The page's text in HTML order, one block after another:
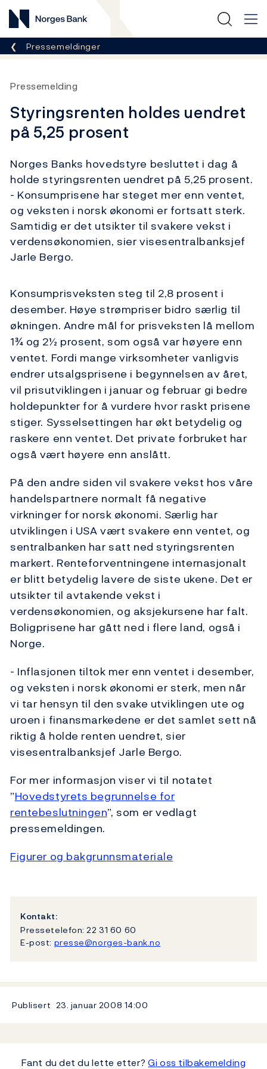
Norges Bank
Her er du nå:
Pressemeldinger
Pressemelding
Styringsrenten holdes uendret
på 5,25 prosent
Norges Banks hovedstyre besluttet i dag å
holde styringsrenten uendret på 5,25 prosent.
- Konsumprisene har steget mer enn ventet,
og veksten i norsk økonomi er fortsatt sterk.
Samtidig er det utsikter til svakere vekst i
verdensøkonomien, sier visesentralbanksjef
Jarle Bergo.
Konsumprisveksten steg til 2,8 prosent i
desember. Høye strømpriser bidro særlig til
økningen. Andre mål for prisveksten lå mellom
1¾ og 2½ prosent, som også var høyere enn
ventet. Fordi mange virksomheter vanligvis
endrer utsalgsprisene i begynnelsen av året,
vil prisutviklingen i januar og februar gi bedre
holdepunkter for å vurdere hvor raskt prisene
stiger. Sysselsettingen har økt betydelig og
raskere enn ventet. Det private forbruket har
også vært høyere enn anslått.
På den andre siden vil svakere vekst hos våre
handelspartnere normalt få negative
virkninger for norsk økonomi. Særlig har
utviklingen i USA vært svakere enn ventet, og
sentralbanken har satt ned styringsrenten
markert. Renteforventningene internasjonalt
er blitt betydelig lavere de siste ukene. Det er
utsikter til avtakende vekst i
verdensøkonomien, og aksjekursene har falt.
Boligprisene har gått ned i flere land, også i
Norge.
- Inflasjonen tiltok mer enn ventet i desember,
og veksten i norsk økonomi er sterk, men når
vi tar hensyn til den svake utviklingen ute og
uroen i finansmarkedene er det samlet sett nå
riktig å holde renten uendret, sier
visesentralbanksjef Jarle Bergo.
For mer informasjon viser vi til notatet
”Hovedstyrets begrunnelse for
rentebeslutningen”, som er vedlagt
pressemeldingen.
Figurer og bakgrunnsmateriale
Kontakt:
Pressetelefon: 22 31 60 60
E-post: presse@norges-bank.no
Publisert 23. januar 2008 14:00
Fant du det du lette etter?Gi oss tilbakemelding